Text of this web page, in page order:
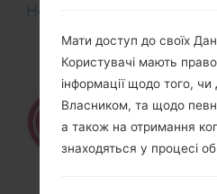
How to Flash Stock
using LG Flash
Мати доступ до своїх
Користувачі мають
інформації щодо того,
Власником, та щодо
а також на отримання
знаходяться у процесі